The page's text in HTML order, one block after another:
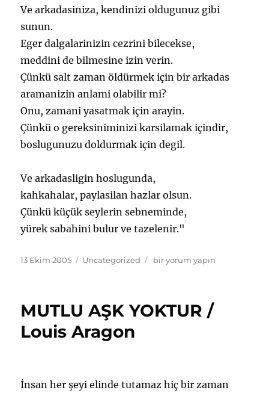
Ve arkadasiniza, kendinizi oldugunuz gibi
sunun.
Eger dalgalarinizin cezrini bilecekse,
meddini de bilmesine izin verin.
Çünkü salt zaman öldürmek için bir arkadas
aramanizin anlami olabilir mi?
Onu, zamani yasatmak için arayin.
Çünkü o gereksiniminizi karsilamak içindir,
boslugunuzu doldurmak için degil.
Ve arkadasligin hoslugunda,
kahkahalar, paylasilan hazlar olsun.
Çünkü küçük seylerin sebneminde,
yürek sabahini bulur ve tazelenir."
Yayın
13 Ekim 2005 Kategoriler
Uncategorized
ARKADASLIK
için
bir yorum yapın
MUTLU AŞK YOKTUR /
Louis Aragon
İnsan her şeyi elinde tutamaz hiç bir zaman